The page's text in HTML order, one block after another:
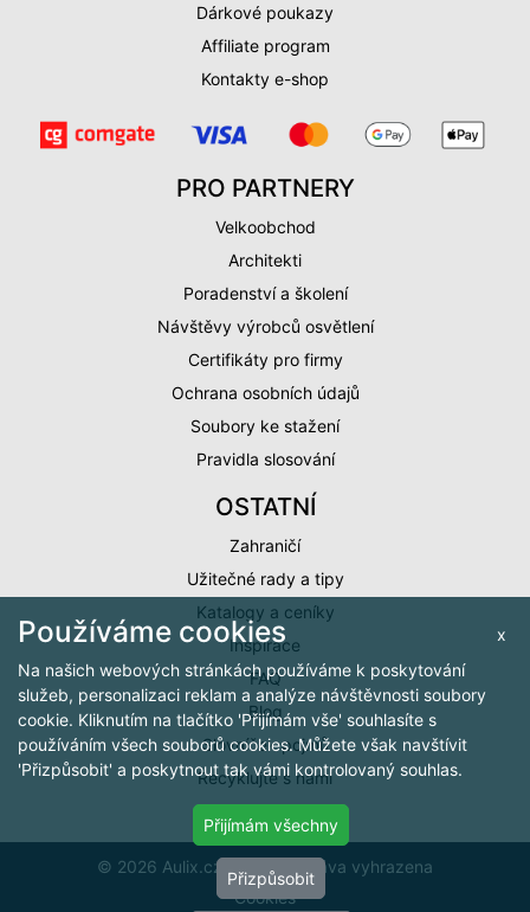
Dárkové poukazy
Affiliate program
Kontakty e-shop
PRO PARTNERY
Velkoobchod
Architekti
Poradenství a školení
Návštěvy výrobců osvětlení
Certifikáty pro firmy
Ochrana osobních údajů
Soubory ke stažení
Pravidla slosování
OSTATNÍ
Zahraničí
Užitečné rady a tipy
Katalogy a ceníky
Inspirace
FAQ
Blog
Slovníček pojmů
Recyklujte s námi
© 2026 Aulix.cz, všechna práva vyhrazena
Cookies
x
Používáme cookies
Na našich webových stránkách používáme k poskytování
služeb, personalizaci reklam a analýze návštěvnosti soubory
cookie. Kliknutím na tlačítko 'Přijímám vše' souhlasíte s
používáním všech souborů cookies. Můžete však navštívit
'Přizpůsobit' a poskytnout tak vámi kontrolovaný souhlas.
Přijímám všechny
Přizpůsobit